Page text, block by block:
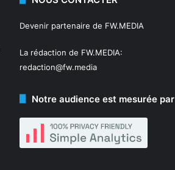
Devenir partenaire de FW.MEDIA
La rédaction de FW.MEDIA:
redaction@fw.media
Notre audience est mesurée par